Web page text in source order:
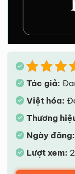
Tác giả:
Việt hóa:
Thương
Ngày đăng:
Lượt xem: